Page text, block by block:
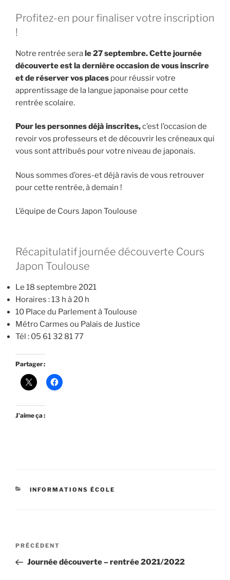
Profitez-en pour finaliser votre inscription
!
Notre rentrée serale 27 septembre. Cette journée
découverte est la dernière occasion de vous inscrire
et de réserver vos places pour réussir votre
apprentissage de la langue japonaise pour cette
rentrée scolaire.
Pour les personnes déjà inscrites,c’est l’occasion de
revoir vos professeurs et de découvrir les créneaux qui
vous sont attribués pour votre niveau de japonais.
Nous sommes d’ores-et déjà ravis de vous retrouver
pour cette rentrée, à demain !
L’équipe de Cours Japon Toulouse
Récapitulatif journée découverte Cours
Japon Toulouse
Le 18 septembre 2021
Horaires : 13 h à 20 h
10 Place du Parlement à Toulouse
Métro Carmes ou Palais de Justice
Tél : 05 61 32 81 77
Partager :
J’aime ça :
CATÉGORIES
INFORMATIONS ÉCOLE
Navigation
l’article
Article
précédent
PRÉCÉDENT
Journée découverte – rentrée 2021/2022